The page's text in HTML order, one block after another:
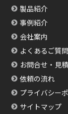
製品紹介
事例紹介
会社案内
よくあるご質問
お問合せ・見
依頼の流れ
プライバシー
サイトマップ